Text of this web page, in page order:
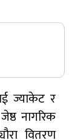
रिट,
श्रेष्ठको निधन
ज्याकेट र
नागरिक
वितरण